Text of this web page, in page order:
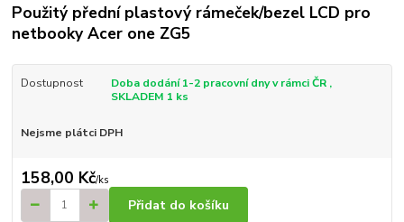
Použitý přední plastový rámeček/bezel LCD pro
netbooky Acer one ZG5
Dostupnost
Doba dodání 1-2 pracovní dny v rámci ČR ,
SKLADEM 1 ks
Nejsme plátci DPH
158,00 Kč/ks
Přidat do košíku